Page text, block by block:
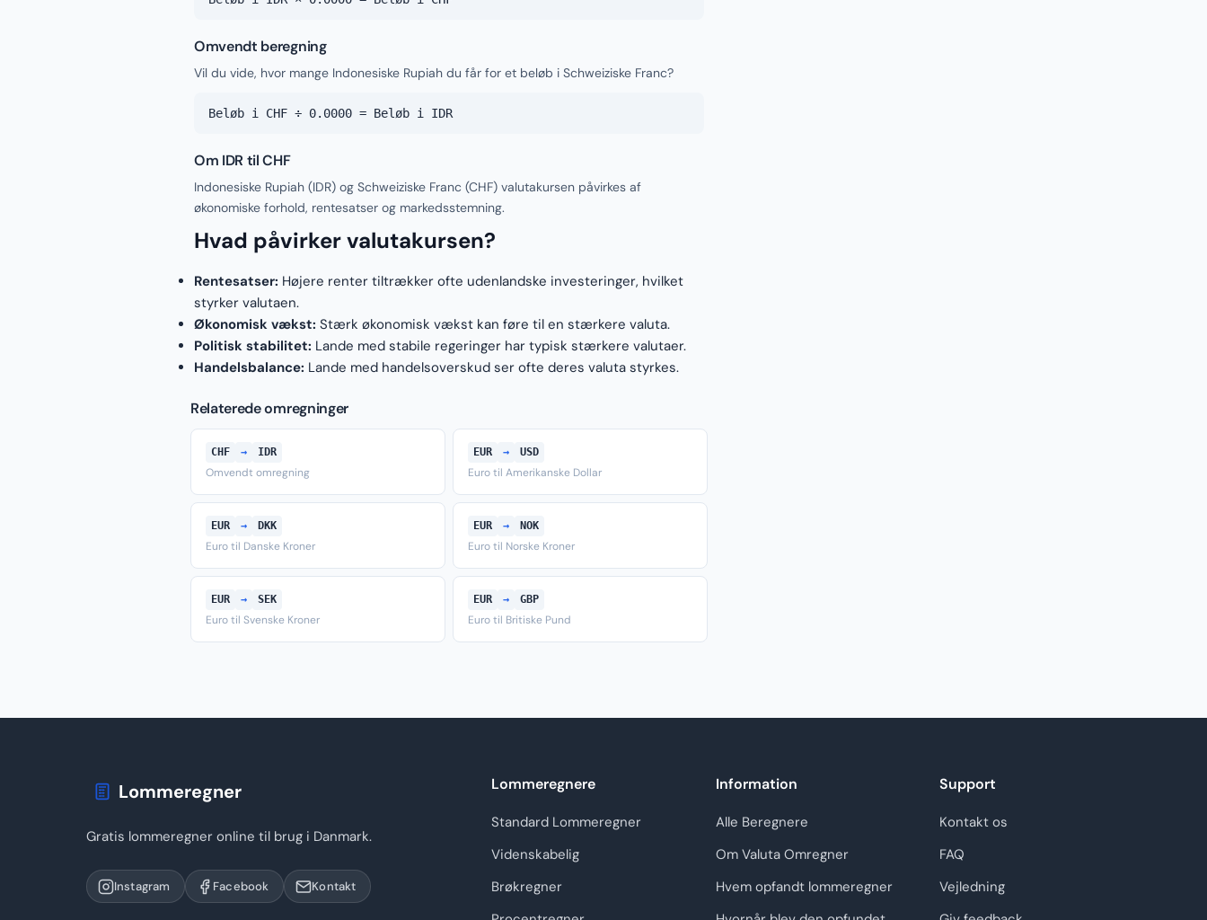
Omvendt beregning
Vil du vide, hvor mange Indonesiske Rupiah du får for et beløb i Schweiziske Franc?
Beløb i CHF ÷ 0.0000 = Beløb i IDR
Om IDR til CHF
Indonesiske Rupiah (IDR) og Schweiziske Franc (CHF) valutakursen påvirkes af
økonomiske forhold, rentesatser og markedsstemning.
Hvad påvirker valutakursen?
Rentesatser: Højere renter tiltrækker ofte udenlandske investeringer, hvilket
styrker valutaen.
Økonomisk vækst: Stærk økonomisk vækst kan føre til en stærkere valuta.
Politisk stabilitet: Lande med stabile regeringer har typisk stærkere valutaer.
Handelsbalance: Lande med handelsoverskud ser ofte deres valuta styrkes.
Relaterede omregninger
CHF → IDR
Omvendt omregning
EUR → USD
Euro til Amerikanske Dollar
EUR → DKK
Euro til Danske Kroner
EUR → NOK
Euro til Norske Kroner
EUR → SEK
Euro til Svenske Kroner
EUR → GBP
Euro til Britiske Pund
Lommeregner
Gratis lommeregner online til brug i Danmark.
Instagram Facebook Kontakt
Lommeregnere
Standard Lommeregner
Videnskabelig
Brøkregner
Information
Alle Beregnere
Om Valuta Omregner
Hvem opfandt lommeregner
Support
Kontakt os
FAQ
Vejledning